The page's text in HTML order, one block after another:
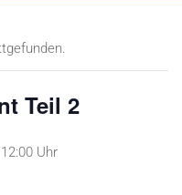
Teil 2
12:00 Uhr